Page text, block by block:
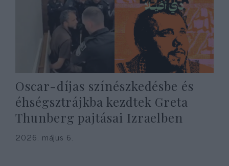
Oscar-díjas színészkedésbe és
éhségsztrájkba kezdtek Greta
Thunberg pajtásai Izraelben
2026. május 6.